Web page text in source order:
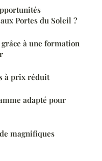
Portes du Soleil ?
à une formation
à prix réduit
adapté pour
magnifiques